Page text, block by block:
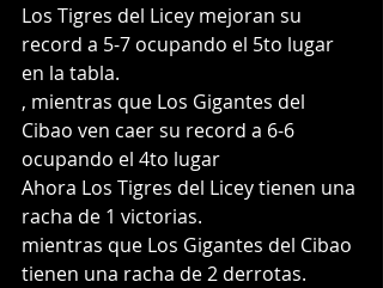
Los Tigres del Licey mejoran su
record a 5-7 ocupando el 5to lugar
en la tabla.
, mientras que Los Gigantes del
Cibao ven caer su record a 6-6
ocupando el 4to lugar
Ahora Los Tigres del Licey tienen una
racha de 1 victorias.
mientras que Los Gigantes del Cibao
tienen una racha de 2 derrotas.